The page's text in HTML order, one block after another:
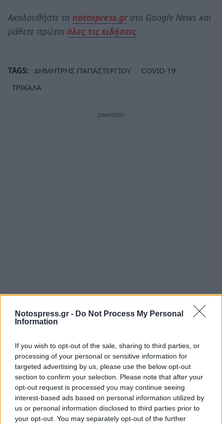
Notospress.gr - Do Not Process My Personal
Information
If you wish to opt-out of the sale, sharing to third parties, or
processing of your personal or sensitive information for
targeted advertising by us, please use the below opt-out
section to confirm your selection. Please note that after your
opt-out request is processed you may continue seeing
interest-based ads based on personal information utilized by
us or personal information disclosed to third parties prior to
your opt-out. You may separately opt-out of the further
Ακολουθήστε το notospress.grστο Google News και
μάθετε πρώτοι όλες τις ειδήσεις
TAGS: ΔΗΜΗΤΡΗΣ ΠΑΠΑΣΤΕΡΓΙΟΥ
COVID-19
ΤΡΙΚΑΛΑ